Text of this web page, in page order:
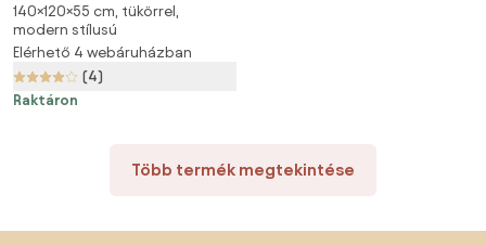
fehér
140×120×55 cm, tükörrel,
modern stílusú
Elérhető 4 webáruházban
(4)
Raktáron
Több termék megtekintése